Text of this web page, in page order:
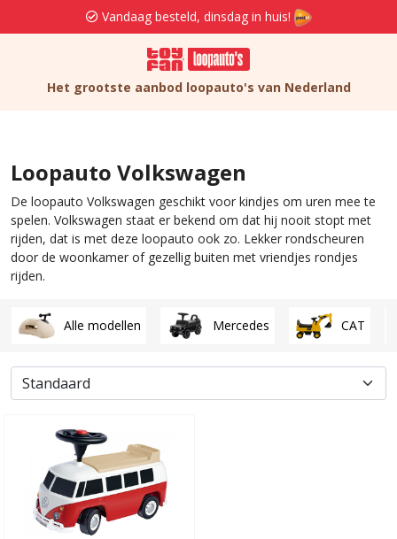
Vandaag besteld, dinsdag in huis!
Het grootste aanbod loopauto's van Nederland
Loopauto Volkswagen
De loopauto Volkswagen geschikt voor kindjes om uren mee te
spelen. Volkswagen staat er bekend om dat hij nooit stopt met
rijden, dat is met deze loopauto ook zo. Lekker rondscheuren
door de woonkamer of gezellig buiten met vriendjes rondjes
rijden.
Alle modellen Mercedes CAT